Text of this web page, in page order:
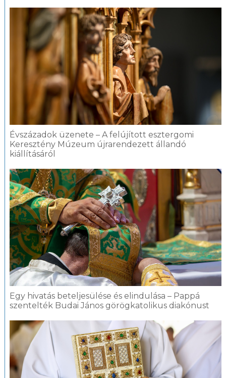
Évszázadok üzenete – A felújított esztergomi
Keresztény Múzeum újrarendezett állandó
kiállításáról
Egy hivatás beteljesülése és elindulása – Pappá
szentelték Budai János görögkatolikus diakónust